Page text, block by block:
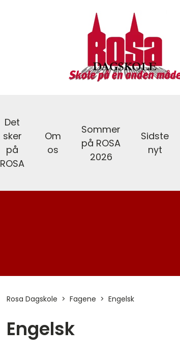
Det
sker
på
ROSA
Om
os
Sommer
på ROSA
2026
Sidste
nyt
Rosa Dagskole Fagene Engelsk
Engelsk